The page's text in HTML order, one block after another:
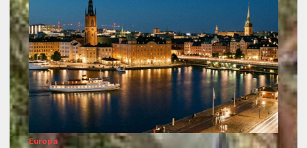
Europa